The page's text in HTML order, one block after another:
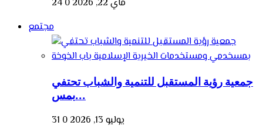
ماي 22, 2026 0
24
مجتمع
جمعية رؤية المستقبل للتنمية والشباب تحتفي
بمس...
يوليو 13, 2026 0
31